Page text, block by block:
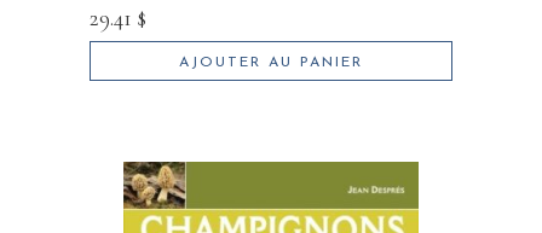
29.41 $
AJOUTER AU PANIER